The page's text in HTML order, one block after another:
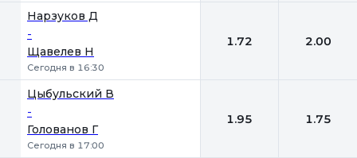
Нарзуков Д
-
Щавелев Н
Сегодня в 16:30
1.72 2.00
Цыбульский В
-
Голованов Г
Сегодня в 17:00
1.95 1.75